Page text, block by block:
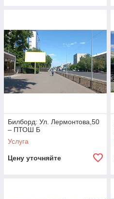
Билборд: Ул. Лермонтова,50
– ПТОШ Б
Услуга
Цену уточняйте